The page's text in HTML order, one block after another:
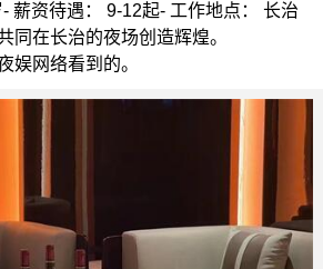
薪资待遇： 9-12起- 工作地点： 长治
同在长治的夜场创造辉煌。
娱网络看到的。